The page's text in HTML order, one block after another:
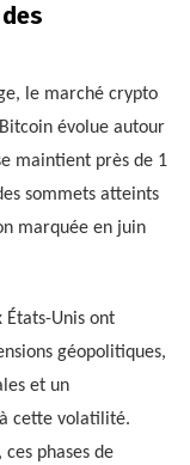
le marché crypto
évolue autour
maintient près de 1
sommets atteints
marquée en juin
États-Unis ont
géopolitiques,
et un
cette volatilité.
phases de